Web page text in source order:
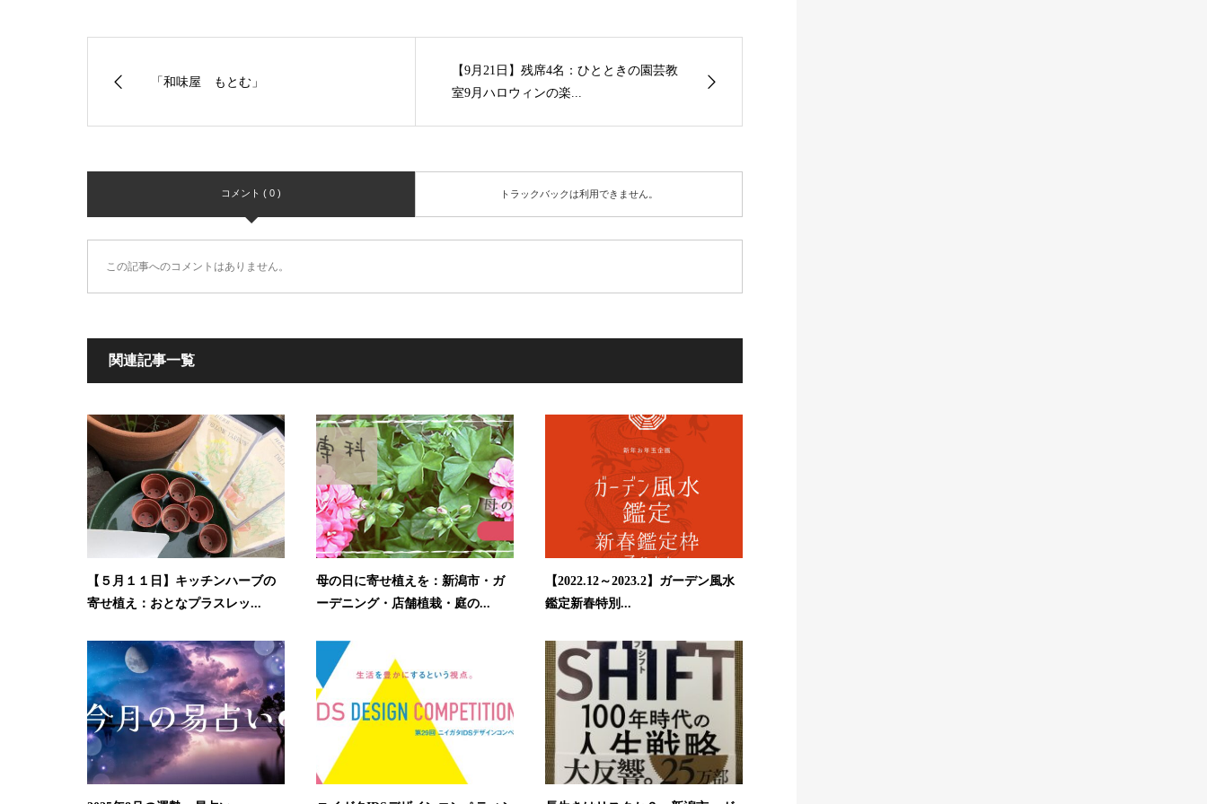
「和味屋 もとむ」
【9月21日】残席4名：ひとときの園芸教
室9月ハロウィンの楽...
コメント ( 0 ) トラックバックは利用できません。
この記事へのコメントはありません。
関連記事一覧
【５月１１日】キッチンハーブの
寄せ植え：おとなプラスレッ...
母の日に寄せ植えを：新潟市・ガ
ーデニング・店舗植栽・庭の...
【2022.12～2023.2】ガーデン風水
鑑定新春特別...